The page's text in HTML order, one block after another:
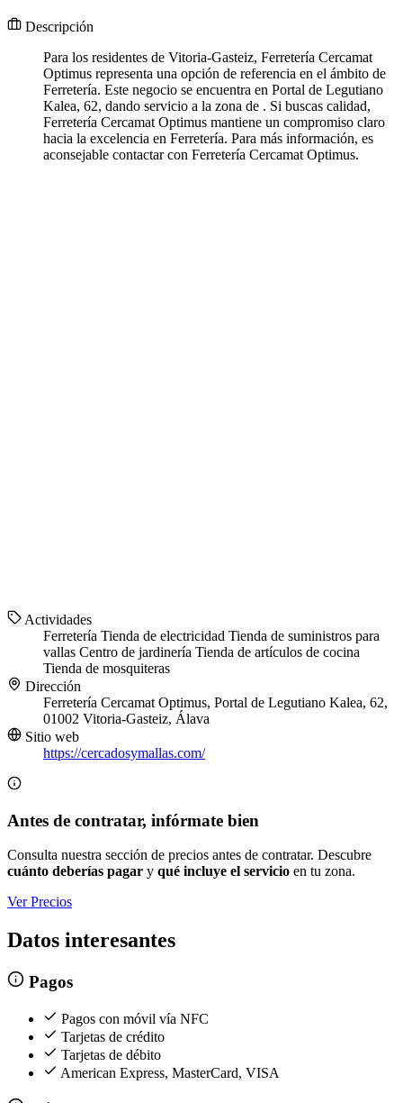
Descripción
Para los residentes de Vitoria-Gasteiz, Ferretería Cercamat
Optimus representa una opción de referencia en el ámbito de
Ferretería. Este negocio se encuentra en Portal de Legutiano
Kalea, 62, dando servicio a la zona de . Si buscas calidad,
Ferretería Cercamat Optimus mantiene un compromiso claro
hacia la excelencia en Ferretería. Para más información, es
aconsejable contactar con Ferretería Cercamat Optimus.
Actividades
Ferretería Tienda de electricidad Tienda de suministros para
vallas Centro de jardinería Tienda de artículos de cocina
Tienda de mosquiteras
Dirección
Ferretería Cercamat Optimus, Portal de Legutiano Kalea, 62,
01002 Vitoria-Gasteiz, Álava
Sitio web
https://cercadosymallas.com/
Antes de contratar, infórmate bien
Consulta nuestra sección de precios antes de contratar. Descubre
cuánto deberías pagar y qué incluye el servicio en tu zona.
Ver Precios
Datos interesantes
Pagos
Pagos con móvil vía NFC
Tarjetas de crédito
Tarjetas de débito
American Express, MasterCard, VISA